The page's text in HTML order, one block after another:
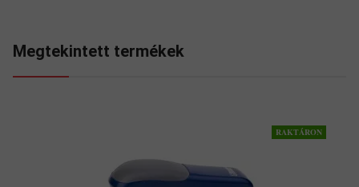
Megtekintett termékek
RAKTÁRON